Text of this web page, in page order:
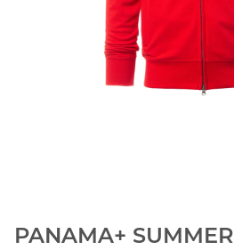
PANAMA+ SUMMER